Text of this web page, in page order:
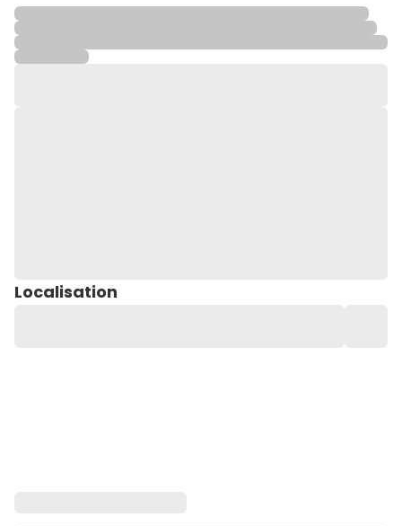
Localisation